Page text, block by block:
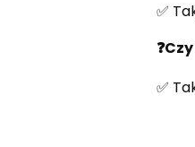
✅
✅